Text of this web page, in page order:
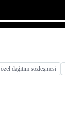
özel dağıtım sözleşmesi